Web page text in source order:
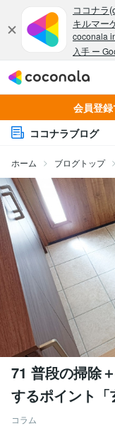
会員登
ココナラブログ
ホーム ブログトップ
71 普段の掃除
するポイント「
コラム